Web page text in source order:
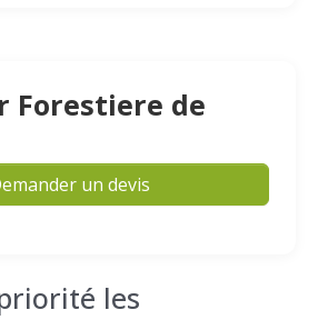
Forestiere de
un devis
les